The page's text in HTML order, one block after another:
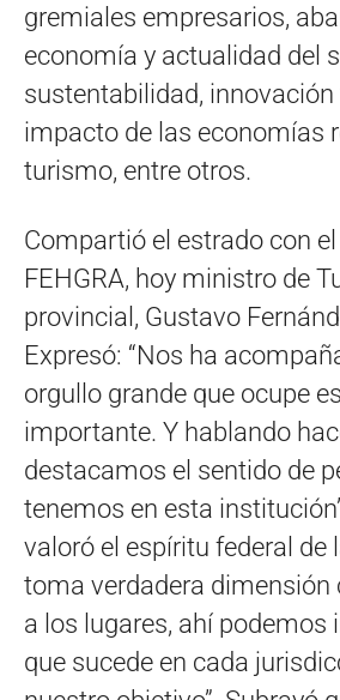
gremiales empresarios,
economía y actualidad del
sustentabilidad, innovación
impacto de las economías
turismo, entre otros.
Compartió el estrado con
FEHGRA, hoy ministro de
provincial, Gustavo
Expresó: “Nos ha
orgullo grande que ocupe
importante. Y hablando
destacamos el sentido de
tenemos en esta
valoró el espíritu federal de
toma verdadera dimensión
a los lugares, ahí podemos
que sucede en cada